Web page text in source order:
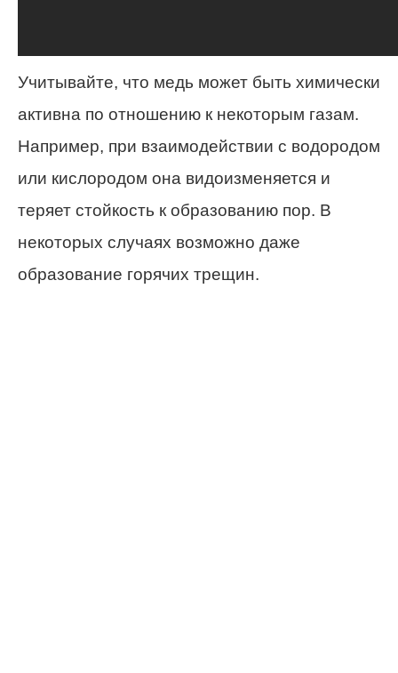
Учитывайте, что медь может быть химически
активна по отношению к некоторым газам.
Например, при взаимодействии с водородом
или кислородом она видоизменяется и
теряет стойкость к образованию пор. В
некоторых случаях возможно даже
образование горячих трещин.